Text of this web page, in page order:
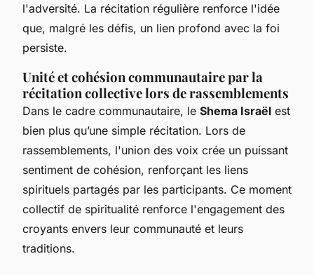
l'adversité. La récitation régulière renforce l'idée
que, malgré les défis, un lien profond avec la foi
persiste.
Unité et cohésion communautaire par la
récitation collective lors de rassemblements
Dans le cadre communautaire, le Shema Israël est
bien plus qu’une simple récitation. Lors de
rassemblements, l'union des voix crée un puissant
sentiment de cohésion, renforçant les liens
spirituels partagés par les participants. Ce moment
collectif de spiritualité renforce l'engagement des
croyants envers leur communauté et leurs
traditions.